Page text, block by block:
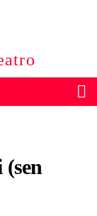
(sen